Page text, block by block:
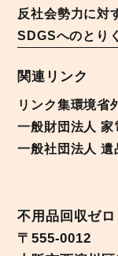
反社会勢力に対
SDGSへのとり
関連リンク
リンク集環境省
一般財団法人 家
一般社団法人 遺
不用品回収ゼロ
〒555-0012